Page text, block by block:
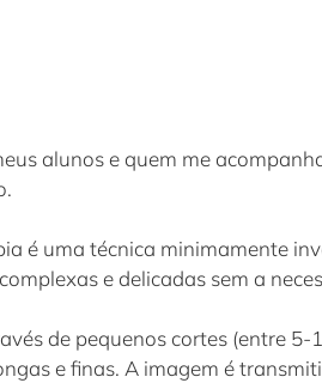
alunos e quem me
é uma técnica minimamente
e delicadas sem a
de pequenos cortes (entre
e finas. A imagem é